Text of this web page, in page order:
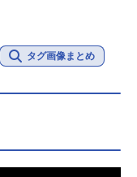
タグ画像まとめ